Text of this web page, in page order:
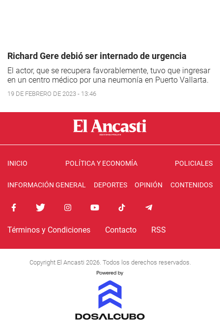
Richard Gere debió ser internado de urgencia
El actor, que se recupera favorablemente, tuvo que ingresar
en un centro médico por una neumonía en Puerto Vallarta.
19 DE FEBRERO DE 2023 - 13:46
INICIO POLÍTICA Y ECONOMÍA POLICIALES
INFORMACIÓN GENERAL DEPORTES OPINIÓN CONTENIDOS
Términos y Condiciones Contacto RSS
Copyright El Ancasti 2026. Todos los derechos reservados.